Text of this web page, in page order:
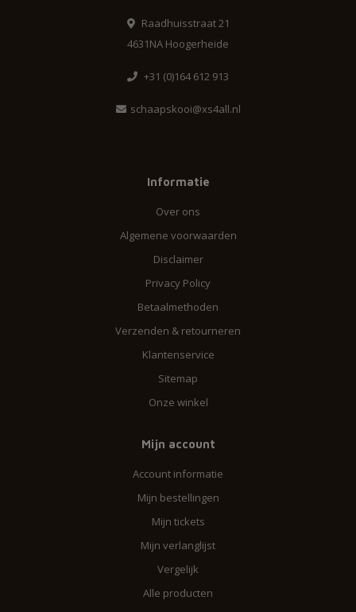
Raadhuisstraat 21
4631NA Hoogerheide
+31 (0)164 612 913
schaapskooi@xs4all.nl
Informatie
Over ons
Algemene voorwaarden
Disclaimer
Privacy Policy
Betaalmethoden
Verzenden & retourneren
Klantenservice
Sitemap
Onze winkel
Mijn account
Account informatie
Mijn bestellingen
Mijn tickets
Mijn verlanglijst
Vergelijk
Alle producten